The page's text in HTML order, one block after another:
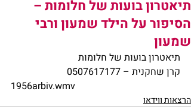
תיאטרון בועות של חלומות –
הסיפור על הילד שמעון ורבי
שמעון
תיאטרון בועות של חלומות
קרן שחקנית – 0507617177
1956arbiv.wmv
הרצאות ווידאו